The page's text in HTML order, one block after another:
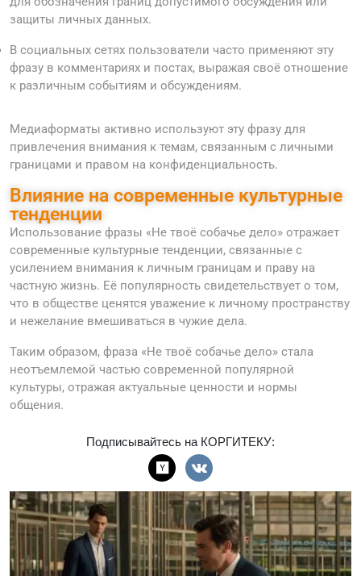
защиты личных данных.
В социальных сетях пользователи часто применяют эту
фразу в комментариях и постах, выражая своё отношение
к различным событиям и обсуждениям.
Медиаформаты активно используют эту фразу для
привлечения внимания к темам, связанным с личными
границами и правом на конфиденциальность.
Влияние на современные культурные
тенденции
Использование фразы «Не твоё собачье дело» отражает
современные культурные тенденции, связанные с
усилением внимания к личным границам и праву на
частную жизнь. Её популярность свидетельствует о том,
что в обществе ценятся уважение к личному пространству
и нежелание вмешиваться в чужие дела.
Таким образом, фраза «Не твоё собачье дело» стала
неотъемлемой частью современной популярной
культуры, отражая актуальные ценности и нормы
общения.
Подписывайтесь на КОРГИТЕКУ: